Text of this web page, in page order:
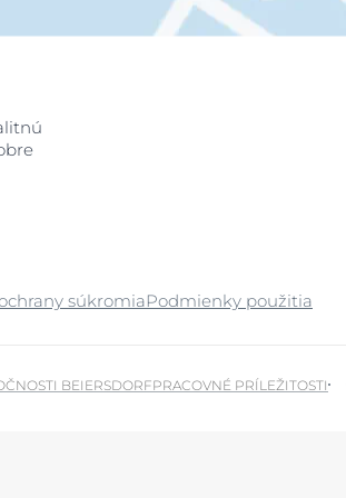
súkromiaPodmienky použitia
BEIERSDORFPRACOVNÉ PRÍLEŽITOSTI